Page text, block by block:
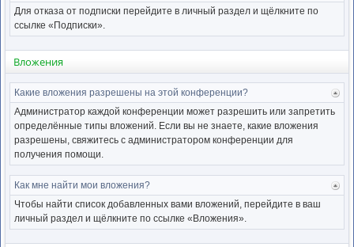
Для отказа от подписки перейдите в личный раздел и щёлкните по
ссылке «Подписки».
Вложения
к
Какие вложения разрешены на этой конференции?
Администратор каждой конференции может разрешить или запретить
определённые типы вложений. Если вы не знаете, какие вложения
разрешены, свяжитесь с администратором конференции для
получения помощи.
Как мне найти мои вложения?
Чтобы найти список добавленных вами вложений, перейдите в ваш
личный раздел и щёлкните по ссылке «Вложения».